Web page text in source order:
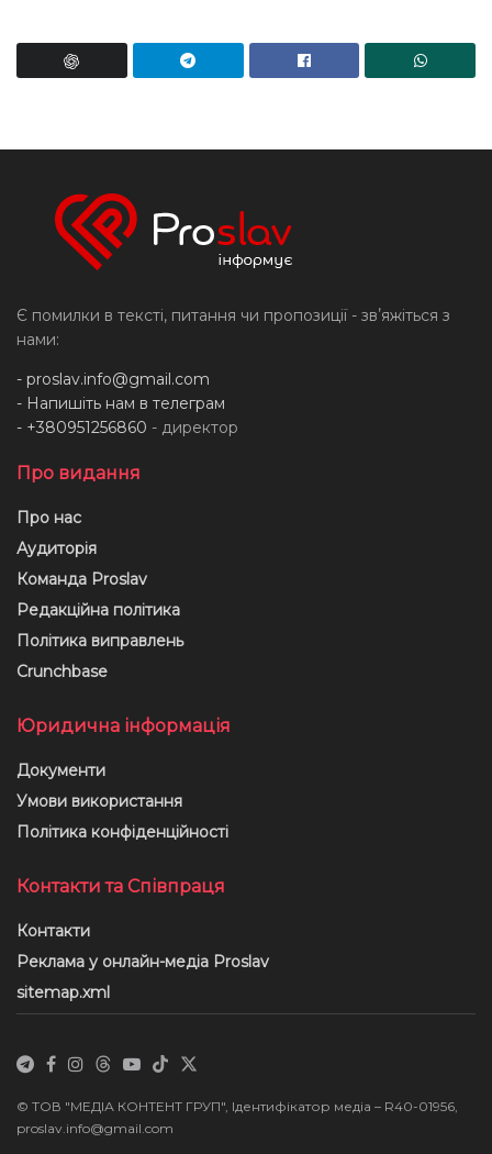
Є помилки в тексті, питання чи пропозиції - звʼяжіться з
нами:
- proslav.info@gmail.com
- Напишіть нам в телеграм
- +380951256860 - директор
Про видання
Про нас
Аудиторія
Команда Proslav
Редакційна політика
Політика виправлень
Crunchbase
Юридична інформація
Документи
Умови використання
Політика конфіденційності
Контакти та Співпраця
Контакти
Реклама у онлайн-медіа Proslav
sitemap.xml
© ТОВ "МЕДІА КОНТЕНТ ГРУП", Ідентифікатор медіа – R40-01956,
proslav.info@gmail.com